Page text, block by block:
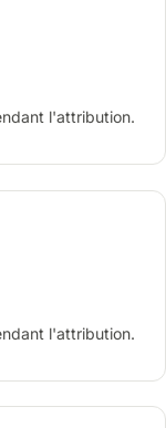
l'attribution.
l'attribution.